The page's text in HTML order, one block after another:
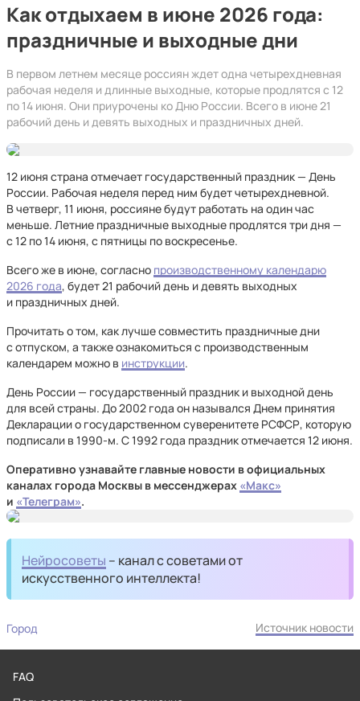
Как отдыхаем в июне 2026 года:
праздничные и выходные дни
В первом летнем месяце россиян ждет одна четырехдневная
рабочая неделя и длинные выходные, которые продлятся с 12
по 14 июня. Они приурочены ко Дню России. Всего в июне 21
рабочий день и девять выходных и праздничных дней.
12 июня страна отмечает государственный праздник — День
России. Рабочая неделя перед ним будет четырехдневной.
В четверг, 11 июня, россияне будут работать на один час
меньше. Летние праздничные выходные продлятся три дня —
с 12 по 14 июня, с пятницы по воскресенье.
Всего же в июне, согласно производственному календарю
2026 года, будет 21 рабочий день и девять выходных
и праздничных дней.
Прочитать о том, как лучше совместить праздничные дни
с отпуском, а также ознакомиться с производственным
календарем можно в инструкции.
День России — государственный праздник и выходной день
для всей страны. До 2002 года он назывался Днем принятия
Декларации о государственном суверенитете РСФСР, которую
подписали в 1990-м. С 1992 года праздник отмечается 12 июня.
Оперативно узнавайте главные новости в официальных
каналах города Москвы в мессенджерах «Макс»
и «Телеграм».
Нейросоветы – канал с советами от
искусственного интеллекта!
Город Источник новости
FAQ